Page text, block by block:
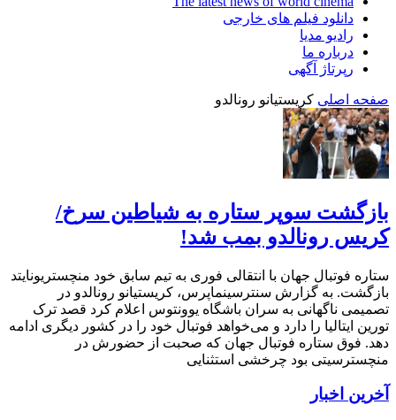
دانلود فیلم های خارجی
رادیو مدیا
درباره ما
رپرتاژ آگهی
صفحه اصلی کریستیانو رونالدو
بازگشت سوپر ستاره به شیاطین سرخ/
کریس رونالدو بمب شد!
ستاره فوتبال جهان با انتقالی فوری به تیم سابق خود منچستریونایتد
بازگشت. به گزارش سنترسینماپرس، کریستیانو رونالدو در
تصمیمی ناگهانی به سران باشگاه یوونتوس اعلام کرد قصد ترک
تورین ایتالیا را دارد و می‌خواهد فوتبال خود را در کشور دیگری ادامه
دهد. فوق ستاره فوتبال جهان که صحبت از حضورش در
منچسترسیتی بود چرخشی استثنایی
آخرین اخبار